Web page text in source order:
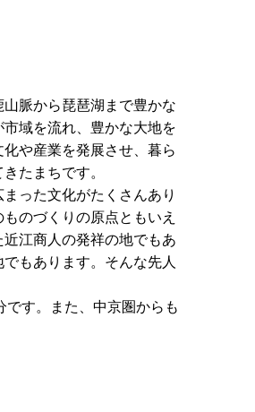
脈から琵琶湖まで豊かな
域を流れ、豊かな大地を
や産業を発展させ、暮ら
たまちです。
った文化がたくさんあり
のづくりの原点ともいえ
江商人の発祥の地でもあ
もあります。そんな先人
す。また、中京圏からも